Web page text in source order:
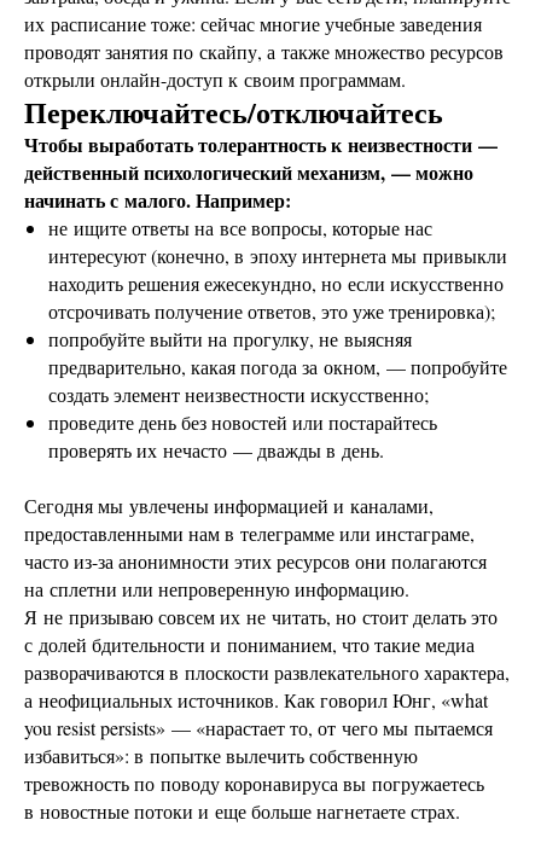
их расписание тоже: сейчас многие учебные заведения
проводят занятия по скайпу, а также множество ресурсов
открыли онлайн-доступ к своим программам.
Переключайтесь/отключайтесь
Чтобы выработать толерантность к неизвестности —
действенный психологический механизм, — можно
начинать с малого. Например:
не ищите ответы на все вопросы, которые нас
интересуют (конечно, в эпоху интернета мы привыкли
находить решения ежесекундно, но если искусственно
отсрочивать получение ответов, это уже тренировка);
попробуйте выйти на прогулку, не выясняя
предварительно, какая погода за окном, — попробуйте
создать элемент неизвестности искусственно;
проведите день без новостей или постарайтесь
проверять их нечасто — дважды в день.
Сегодня мы увлечены информацией и каналами,
предоставленными нам в телеграмме или инстаграме,
часто из-за анонимности этих ресурсов они полагаются
на сплетни или непроверенную информацию.
Я не призываю совсем их не читать, но стоит делать это
с долей бдительности и пониманием, что такие медиа
разворачиваются в плоскости развлекательного характера,
а неофициальных источников. Как говорил Юнг, «what
you resist persists» — «нарастает то, от чего мы пытаемся
избавиться»: в попытке вылечить собственную
тревожность по поводу коронавируса вы погружаетесь
в новостные потоки и еще больше нагнетаете страх.